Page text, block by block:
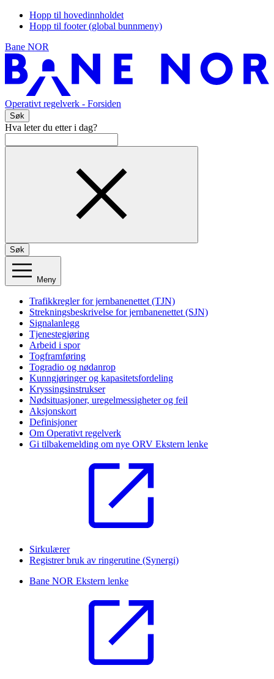
Hopp til hovedinnholdet
Hopp til footer (global bunnmeny)
Bane NOR
Operativt regelverk - Forsiden
Søk
Hva leter du etter i dag?
Søk
Meny
Trafikkregler for jernbanenettet (TJN)
Strekningsbeskrivelse for jernbanenettet (SJN)
Signalanlegg
Tjenestegjøring
Arbeid i spor
Togframføring
Togradio og nødanrop
Kunngjøringer og kapasitetsfordeling
Kryssingsinstrukser
Nødsituasjoner, uregelmessigheter og feil
Aksjonskort
Definisjoner
Om Operativt regelverk
Gi tilbakemelding om nye ORV Ekstern lenke
Sirkulærer
Registrer bruk av ringerutine (Synergi)
Bane NOR Ekstern lenke